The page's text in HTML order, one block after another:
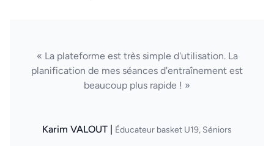
« La plateforme est très simple d'utilisation. La
planification de mes séances d'entraînement est
beaucoup plus rapide ! »
Karim VALOUT | Éducateur basket U19, Séniors